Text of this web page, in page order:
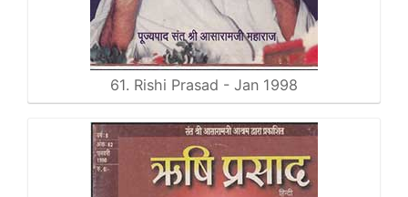
61. Rishi Prasad - Jan 1998